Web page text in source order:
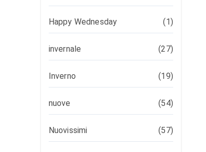
Happy Wednesday (1)
invernale (27)
Inverno (19)
nuove (54)
Nuovissimi (57)